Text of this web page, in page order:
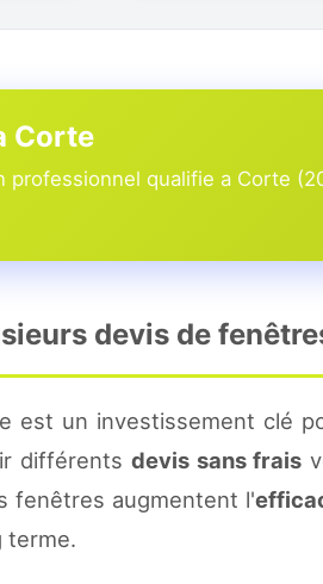
Corte
professionnel qualifie a Corte
devis de
est un investissement clé
différents devis sans frais
fenêtres augmentent l'
terme.